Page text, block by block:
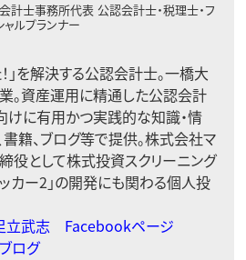
計士事務所代表 公認会計士・税理士・フ
ャルプランナー
」を解決する公認会計士。一橋大
。資産運用に精通した公認会計
けに有用かつ実践的な知識・情
書籍、ブログ等で提供。株式会社マ
役として株式投資スクリーニング
ッカー2」の開発にも関わる個人投
立武志 Facebookページ
ログ